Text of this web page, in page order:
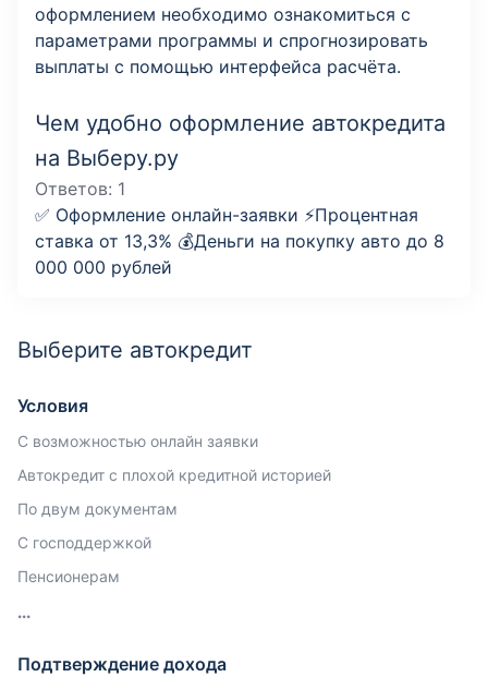
оформлением необходимо ознакомиться с
параметрами программы и спрогнозировать
выплаты с помощью интерфейса расчёта.
Чем удобно оформление автокредита
на Выберу.ру
Ответов: 1
✅ Оформление онлайн-заявки ⚡️Процентная
ставка от 13,3% 💰Деньги на покупку авто до 8
000 000 рублей
Выберите автокредит
Условия
С возможностью онлайн заявки
Автокредит с плохой кредитной историей
По двум документам
С господдержкой
Пенсионерам
Подтверждение дохода